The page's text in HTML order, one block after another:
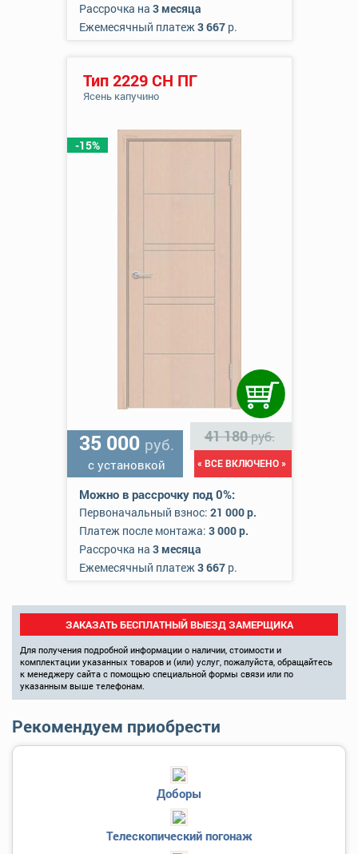
Рассрочка на 3 месяца
Ежемесячный платеж3 667р.
-15%
Тип 2229 СН ПГ
Ясень капучино
35 000 руб.
с установкой
41 180руб.
« ВСЕ ВКЛЮЧЕНО »
Можно в рассрочку под 0%:
Первоначальный взнос: 21 000 р.
Платеж после монтажа: 3 000 р.
Рассрочка на 3 месяца
Ежемесячный платеж3 667р.
ЗАКАЗАТЬ БЕСПЛАТНЫЙ ВЫЕЗД ЗАМЕРЩИКА
Для получения подробной информации о наличии, стоимости и
комплектации указанных товаров и (или) услуг, пожалуйста, обращайтесь
к менеджеру сайта с помощью специальной формы связи или по
указанным выше телефонам.
Рекомендуем приобрести
Доборы
Телескопический погонаж